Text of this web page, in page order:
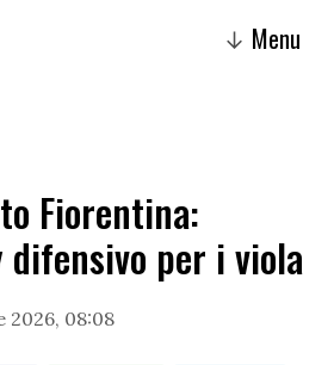
↓ Menu
Fiorentina:
per i viola
2026, 08:08